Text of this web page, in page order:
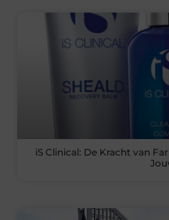
iS Clinical: De Kracht van